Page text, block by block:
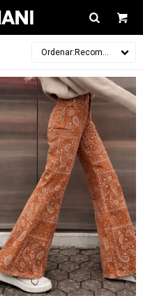
Recomendados